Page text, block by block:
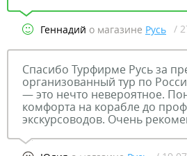
Геннадий о магазине Русь /
Спасибо Турфирме Русь за
организованный тур по
— это нечто невероятное.
комфорта на корабле до
экскурсоводов. Очень